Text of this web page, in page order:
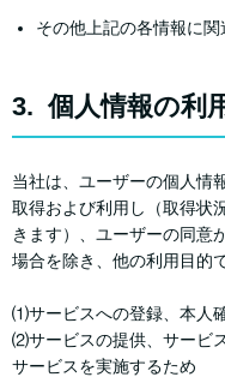
その他上記の各情報に関
3. 個人情報の利
当社は、ユーザーの個人情
取得および利用し（取得状
きます）、ユーザーの同意
場合を除き、他の利用目的
⑴サービスへの登録、本人
⑵サービスの提供、サービ
サービスを実施するため